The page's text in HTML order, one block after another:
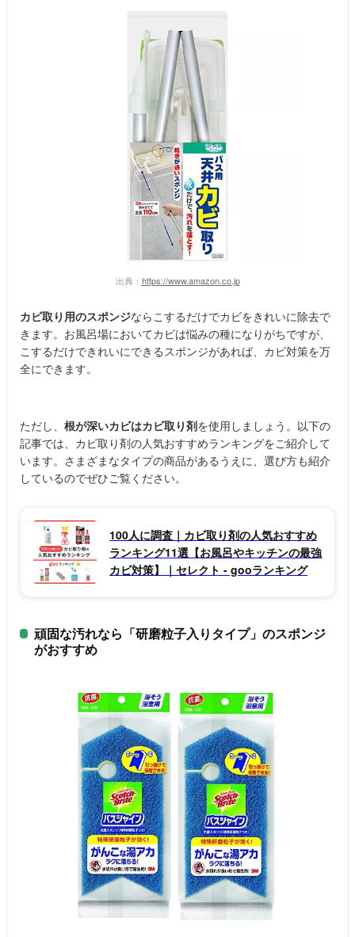
出典： https://www.amazon.co.jp
カビ取り用のスポンジならこするだけでカビをきれいに除去で
きます。お風呂場においてカビは悩みの種になりがちですが、
こするだけできれいにできるスポンジがあれば、カビ対策を万
全にできます。
ただし、 根が深いカビはカビ取り剤を使用しましょう。以下の
記事では、カビ取り剤の人気おすすめランキングをご紹介して
います。さまざまなタイプの商品があるうえに、選び方も紹介
しているのでぜひご覧ください。
100人に調査｜カビ取り剤の人気おすすめ
ランキング11選【お風呂やキッチンの最強
カビ対策】｜セレクト - gooランキング
頑固な汚れなら「研磨粒子入りタイプ」のスポンジ
がおすすめ